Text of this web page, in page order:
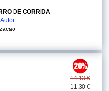
DE CORRIDA
14.13 €
11.30 €